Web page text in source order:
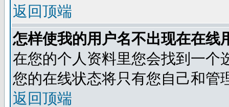
返回顶端
怎样使我的用户名不出现在在线
在您的个人资料里您会找到一个
您的在线状态将只有您自己和管
返回顶端